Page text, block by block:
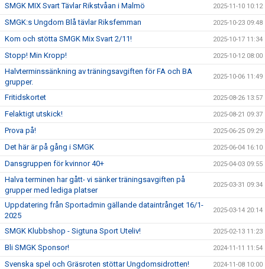
SMGK MIX Svart Tävlar Rikstvåan i Malmö 2025-11-10 10:12
SMGK:s Ungdom Blå tävlar Riksfemman 2025-10-23 09:48
Kom och stötta SMGK Mix Svart 2/11! 2025-10-17 11:34
Stopp! Min Kropp! 2025-10-12 08:00
Halvterminssänkning av träningsavgiften för FA och BA
grupper.
2025-10-06 11:49
Fritidskortet 2025-08-26 13:57
Felaktigt utskick! 2025-08-21 09:37
Prova på! 2025-06-25 09:29
Det här är på gång i SMGK 2025-06-04 16:10
Dansgruppen för kvinnor 40+ 2025-04-03 09:55
Halva terminen har gått- vi sänker träningsavgiften på
grupper med lediga platser
2025-03-31 09:34
Uppdatering från Sportadmin gällande dataintrånget 16/1-
2025
2025-03-14 20:14
SMGK Klubbshop - Sigtuna Sport Uteliv! 2025-02-13 11:23
Bli SMGK Sponsor! 2024-11-11 11:54
Svenska spel och Gräsroten stöttar Ungdomsidrotten! 2024-11-08 10:00